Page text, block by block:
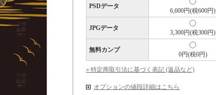
PSDデータ
6,600円(税600円)
JPGデータ
3,300円(税300円)
無料カンプ
0円(税0円)
» 特定商取引法に基づく表記 (返品など)
オプションの値段詳細はこちら